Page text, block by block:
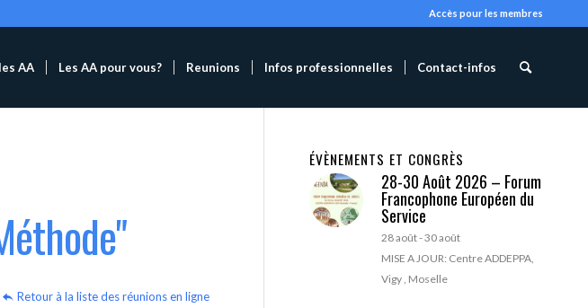
Accès pour les membres
AA Les AA pour vous? Reunions Infos professionnelles Contact-infos
Retour à la liste des réunions en ligne
ÉVÈNEMENTS ET CONGRÈS
28-30 Août 2026 – Forum
Francophone Européen du
Service
28 août-30 août
MISE A JOUR: Centre ADDEPPA,
Vigy , Moselle